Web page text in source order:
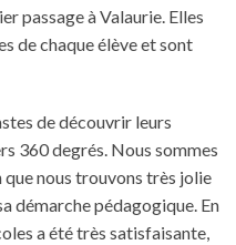
passage à Valaurie. Elles
de chaque élève et sont
de découvrir leurs
360 degrés. Nous sommes
nous trouvons très jolie
démarche pédagogique. En
a été très satisfaisante,